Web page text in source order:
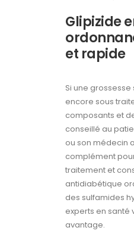
Glipizide
et rapide
Si une
encore sous
composants et
conseillé au
ou son médecin
complément
traitement et
antidiabétique
des sulfamides
experts en santé
avantage.